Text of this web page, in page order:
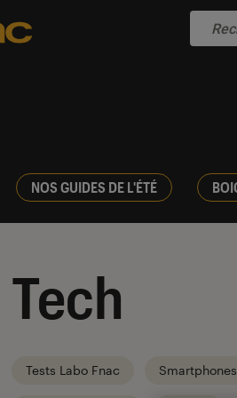
NOS GUIDES DE L'ÉTÉ
Tech
Tests Labo Fnac Smartphones